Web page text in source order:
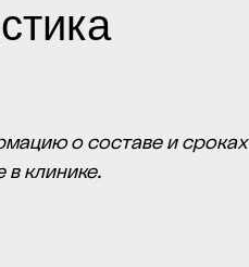
о составе и сроках
в клинике.